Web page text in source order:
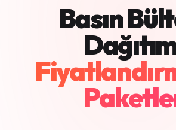
Basın